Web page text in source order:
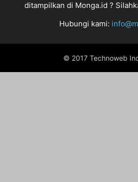
ditampilkan di Monga.id ?
Hubungi kami:
© 2017 Technoweb